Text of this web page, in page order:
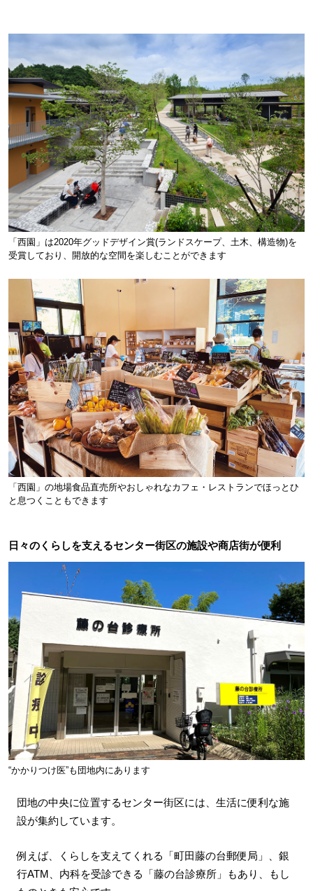
「西園」は2020年グッドデザイン賞(ランドスケープ、土木、構造物)を
受賞しており、開放的な空間を楽しむことができます
「西園」の地場食品直売所やおしゃれなカフェ・レストランでほっとひ
と息つくこともできます
日々のくらしを支えるセンター街区の施設や商店街が便利
“かかりつけ医”も団地内にあります
団地の中央に位置するセンター街区には、生活に便利な施
設が集約しています。
例えば、くらしを支えてくれる「町田藤の台郵便局」、銀
行ATM、内科を受診できる「藤の台診療所」もあり、もし